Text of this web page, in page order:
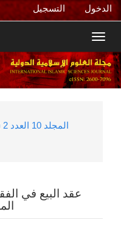
التسجيل الدخول
عقد البيع في